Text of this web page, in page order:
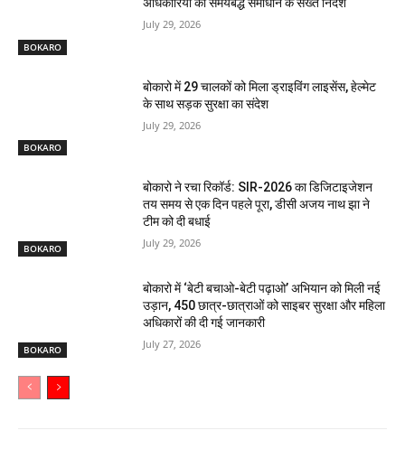
BOKARO
July 29, 2026
BOKARO
बोकारो में 29 चालकों को मिला ड्राइविंग लाइसेंस, हेल्मेट
के साथ सड़क सुरक्षा का संदेश
July 29, 2026
BOKARO
बोकारो ने रचा रिकॉर्ड: SIR-2026 का डिजिटाइजेशन
तय समय से एक दिन पहले पूरा, डीसी अजय नाथ झा ने
टीम को दी बधाई
July 29, 2026
BOKARO
बोकारो में ‘बेटी बचाओ-बेटी पढ़ाओ’ अभियान को मिली नई
उड़ान, 450 छात्र-छात्राओं को साइबर सुरक्षा और महिला
अधिकारों की दी गई जानकारी
July 27, 2026